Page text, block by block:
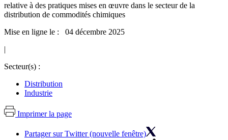
relative à des pratiques mises en œuvre dans le secteur de la
distribution de commodités chimiques
Mise en ligne le : 04 décembre 2025
|
Secteur(s) :
Distribution
Industrie
Imprimer la page
Partager sur Twitter (nouvelle fenêtre)